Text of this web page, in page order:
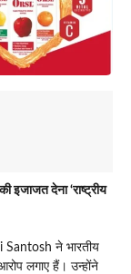
इजाजत देना ‘राष्ट्रीय
Santosh ने भारतीय
लगाए हैं। उन्होंने